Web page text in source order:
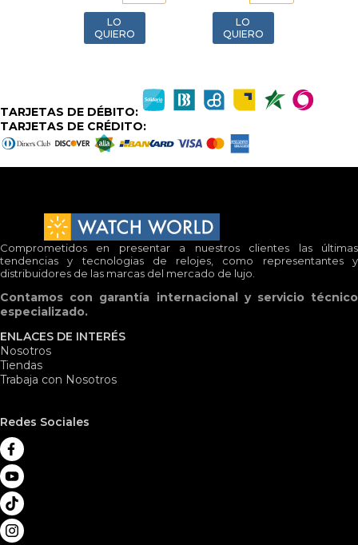
TARJETAS DE DÉBITO:
TARJETAS DE CRÉDITO:
Comprometidos en presentar a nuestros clientes las últimas
tendencias y tecnologias de relojes, como representantes y
distribuidores de las marcas del mercado de lujo.
Contamos con garantía internacional y servicio técnico
especializado.
ENLACES DE INTERÉS
Nosotros
Tiendas
Trabaja con Nosotros
Redes Sociales